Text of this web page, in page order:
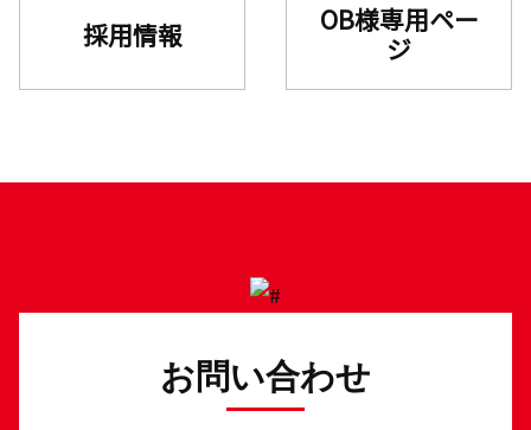
採用情報
OB様専用ペー
ジ
お問い合わせ